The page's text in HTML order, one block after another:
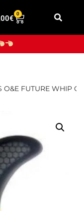
€
0
O&E FUTURE WHIP